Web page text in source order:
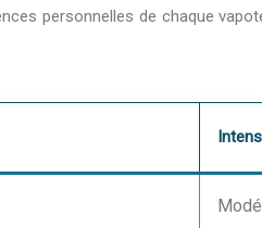
personnelles de chaque